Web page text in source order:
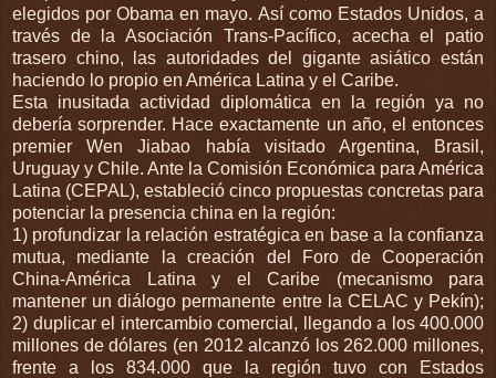
elegidos por Obama en mayo. Así como Estados Unidos, a
través de la Asociación Trans-Pacífico, acecha el patio
trasero chino, las autoridades del gigante asiático están
haciendo lo propio en América Latina y el Caribe.
Esta inusitada actividad diplomática en la región ya no
debería sorprender. Hace exactamente un año, el entonces
premier Wen Jiabao había visitado Argentina, Brasil,
Uruguay y Chile. Ante la Comisión Económica para América
Latina (CEPAL), estableció cinco propuestas concretas para
potenciar la presencia china en la región:
1) profundizar la relación estratégica en base a la confianza
mutua, mediante la creación del Foro de Cooperación
China-América Latina y el Caribe (mecanismo para
mantener un diálogo permanente entre la CELAC y Pekín);
2) duplicar el intercambio comercial, llegando a los 400.000
millones de dólares (en 2012 alcanzó los 262.000 millones,
frente a los 834.000 que la región tuvo con Estados